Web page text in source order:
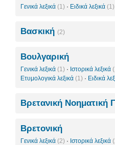
Γενικά λεξικά (1) · Ειδικά λεξικά (1)
Βασκική (2)
Βουλγαρική
Γενικά λεξικά (1) · Ιστορικά λεξικά
Ετυμολογικά λεξικά (1) · Ειδικά
Βρετανική Νοηματική
Βρετονική
Γενικά λεξικά (2) · Ιστορικά λεξικά